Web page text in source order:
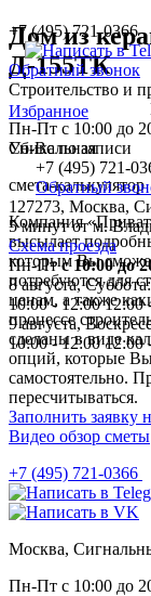
+7 (495) 721-0366
Обратный звонок
Строительство и
Пн-Пт с 10:00 до
Сб-Вс по записи
+7 (495) 721-
Обратный
127273, Москва,
5 минут от м.
Схема проезда
Пн-Птс 10:00 до
8 августа, Суббота:
10:00 - 12:00 12:00
9 августа,
10:00 - 12:00 12:00
Дом из
Д-155ТК
Избранное
Уникальная
смета-калькулятор
Компания
высылает
которым Вы
потребуются для
ценам, а также
процессе
сделаны в виде
опций, которые
самостоятельно.
пересчитываться.
Заполнить заявку
Видео обзор сметы
+7 (495) 721-0366
Москва,
Пн-Пт с 10:00 до